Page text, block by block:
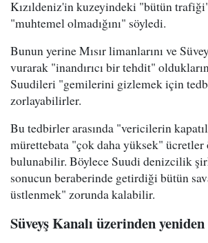
Kızıldeniz'in kuzeyindeki "bütün
"muhtemel olmadığını" söyledi.
Bunun yerine Mısır limanlarını ve
vurarak "inandırıcı bir tehdit"
Suudileri "gemilerini gizlemek için
zorlayabilirler.
Bu tedbirler arasında "vericilerin
mürettebata "çok daha yüksek" ücretler
bulunabilir. Böylece Suudi denizcilik
sonucun beraberinde getirdiği bütün
üstlenmek" zorunda kalabilir.
Süveyş Kanalı üzerinden